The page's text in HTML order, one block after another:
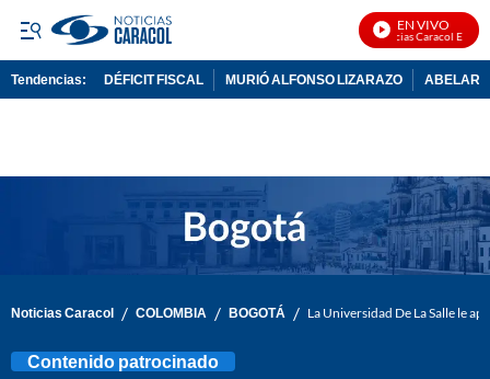
EN VIVO
Noticias Caracol En Vivo
Tendencias: DÉFICIT FISCAL MURIÓ ALFONSO LIZARAZO
Noticias Caracol / COLOMBIA / BOGOTÁ / La Universidad De La Salle le
Contenido patrocinado